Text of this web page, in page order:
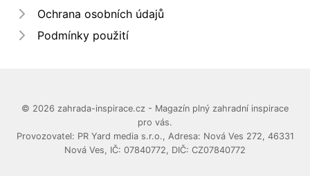
Ochrana osobních údajů
Podmínky použití
© 2026 zahrada-inspirace.cz - Magazín plný zahradní inspirace
pro vás.
Provozovatel: PR Yard media s.r.o., Adresa: Nová Ves 272, 46331
Nová Ves, IČ: 07840772, DIČ: CZ07840772